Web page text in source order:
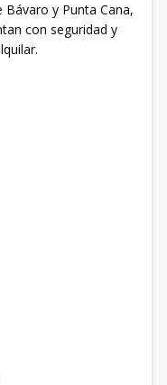
y Punta Cana,
con seguridad y